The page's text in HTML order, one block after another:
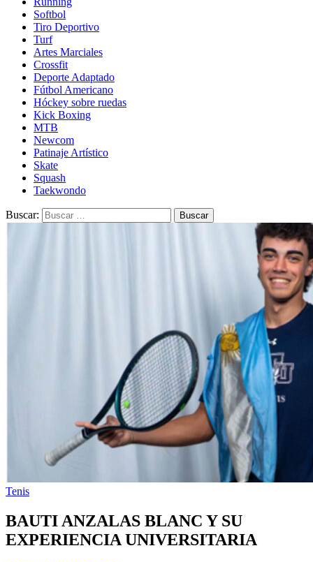
Softbol
Tiro Deportivo
Turf
Artes Marciales
Crossfit
Deporte Adaptado
Fútbol Americano
Hóckey sobre ruedas
Kick Boxing
MTB
Newcom
Patinaje Artístico
Skate
Squash
Taekwondo
Buscar:
Tenis
BAUTI ANZALAS BLANC Y SU
EXPERIENCIA UNIVERSITARIA